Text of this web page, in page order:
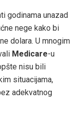
godinama unazad
nege kako bi
dolara. U mnogim
Medicare-u
nisu bili
situacijama,
adekvatnog